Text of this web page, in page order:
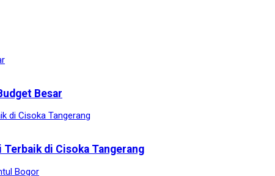
Besar
di Cisoka Tangerang